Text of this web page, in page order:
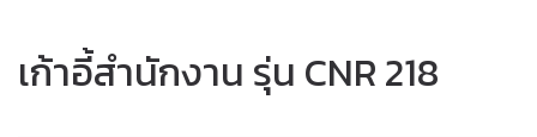
เก้าอี้สำนักงาน รุ่น CNR 218